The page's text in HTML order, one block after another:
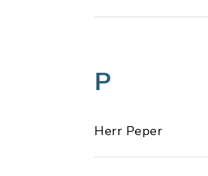
P
Herr Peper